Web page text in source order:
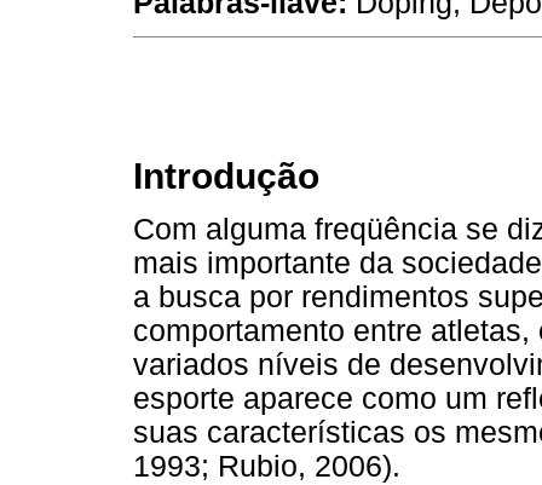
Introdução
Com alguma freqüência se
mais importante da
a busca por rendimentos
comportamento entre
variados níveis de
esporte aparece como um
suas características os
1993; Rubio, 2006).